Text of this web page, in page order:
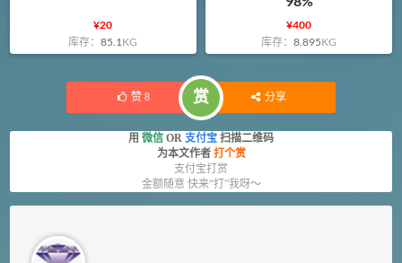
¥20
库存：85.1KG
¥400
库存：8.895KG
赞 8 赏 分享
用 微信 OR 支付宝 扫描二维码
为本文作者 打个赏
支付宝打赏
金额随意 快来“打”我呀～